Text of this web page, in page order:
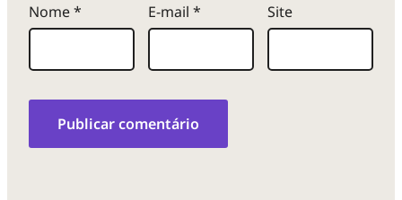
Nome* E-mail * Site